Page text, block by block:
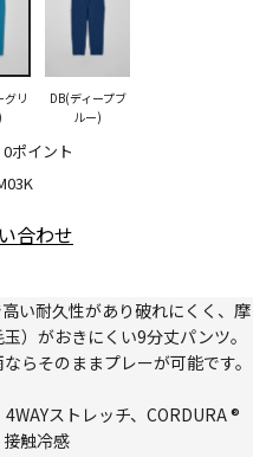
0ポイント
グリ
DB(ディープブ
ルー)
合わせ
い耐久性があり破れにくく、摩
）がおきにくい9分丈パンツ。
らそのままプレーが可能です。
ストレッチ、CORDURA ®
触冷感